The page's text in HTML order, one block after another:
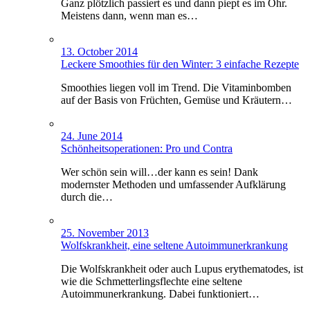
Ganz plötzlich passiert es und dann piept es im Ohr.
Meistens dann, wenn man es…
13. October 2014
Leckere Smoothies für den Winter: 3 einfache Rezepte
Smoothies liegen voll im Trend. Die Vitaminbomben
auf der Basis von Früchten, Gemüse und Kräutern…
24. June 2014
Schönheitsoperationen: Pro und Contra
Wer schön sein will…der kann es sein! Dank
modernster Methoden und umfassender Aufklärung
durch die…
25. November 2013
Wolfskrankheit, eine seltene Autoimmunerkrankung
Die Wolfskrankheit oder auch Lupus erythematodes, ist
wie die Schmetterlingsflechte eine seltene
Autoimmunerkrankung. Dabei funktioniert…